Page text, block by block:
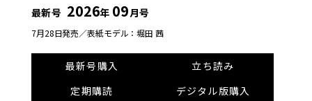
最新号 2026年 09月号
7月28日発売／表紙モデル：堀田 茜
最新号購入
立ち読み
定期購読
デジタル版購入